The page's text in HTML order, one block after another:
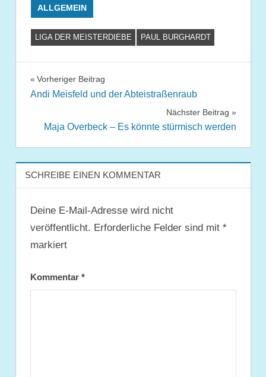
ALLGEMEIN
LIGA DER MEISTERDIEBE PAUL BURGHARDT
Beitragsnavigation
Vorheriger Beitrag
Andi Meisfeld und der Abteistraßenraub
Nächster Beitrag
Maja Overbeck – Es könnte stürmisch werden
SCHREIBE EINEN KOMMENTAR
Deine E-Mail-Adresse wird nicht
veröffentlicht. Erforderliche Felder sind mit *
markiert
Kommentar *